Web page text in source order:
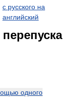
с русского на
английский
одного